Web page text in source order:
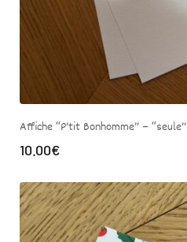
Affiche “P’tit Bonhomme” – “seule”
10.00€